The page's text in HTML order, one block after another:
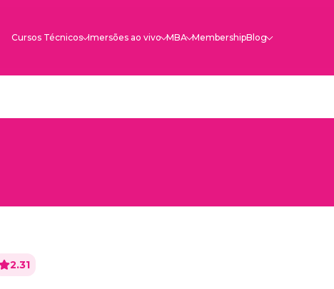
Cursos Técnicos Imersões ao vivo MBA MembershipBlog
2.31